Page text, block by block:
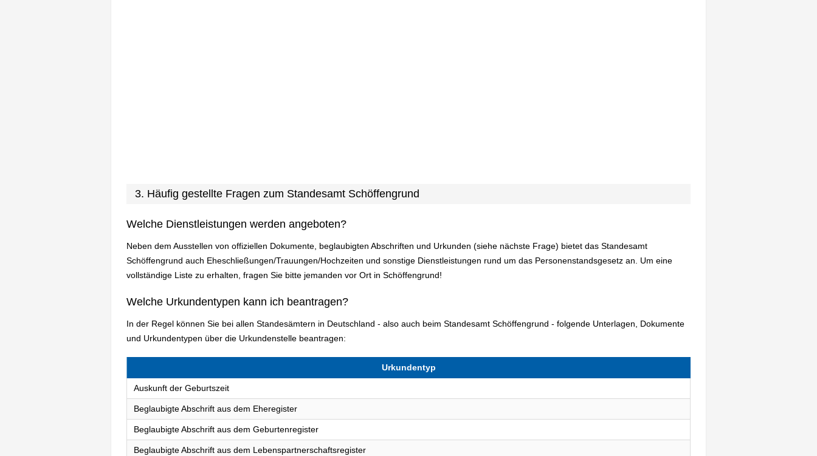
3. Häufig gestellte Fragen zum Standesamt Schöffengrund
Welche Dienstleistungen werden angeboten?
Neben dem Ausstellen von offiziellen Dokumente, beglaubigten Abschriften und Urkunden (siehe nächste Frage) bietet das Standesamt
Schöffengrund auch Eheschließungen/Trauungen/Hochzeiten und sonstige Dienstleistungen rund um das Personenstandsgesetz an. Um eine
vollständige Liste zu erhalten, fragen Sie bitte jemanden vor Ort in Schöffengrund!
Welche Urkundentypen kann ich beantragen?
In der Regel können Sie bei allen Standesämtern in Deutschland - also auch beim Standesamt Schöffengrund - folgende Unterlagen, Dokumente
und Urkundentypen über die Urkundenstelle beantragen:
Urkundentyp
Auskunft der Geburtszeit
Beglaubigte Abschrift aus dem Eheregister
Beglaubigte Abschrift aus dem Geburtenregister
Beglaubigte Abschrift aus dem Lebenspartnerschaftsregister